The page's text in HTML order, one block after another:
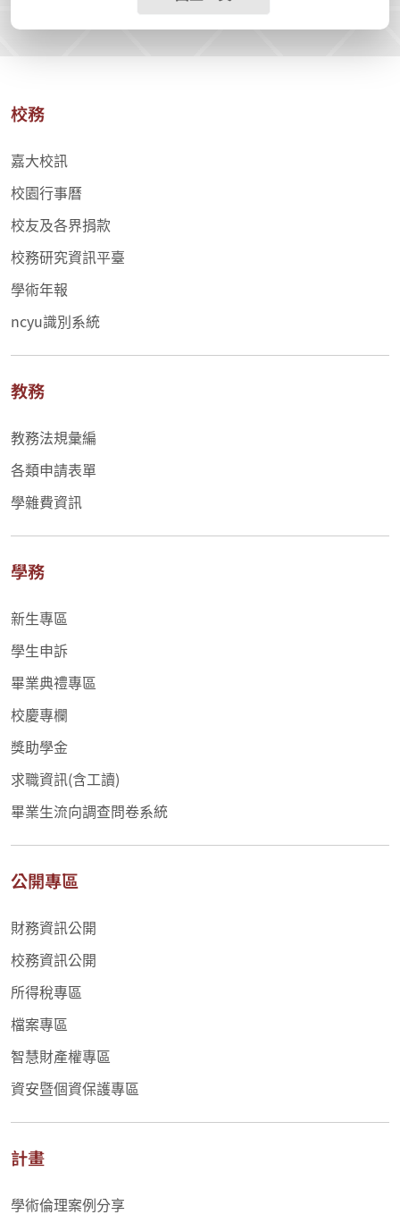
校務
嘉大校訊
校園行事曆
校友及各界捐款
校務研究資訊平臺
學術年報
ncyu識別系統
教務
教務法規彙編
各類申請表單
學雜費資訊
學務
新生專區
學生申訴
畢業典禮專區
校慶專欄
獎助學金
求職資訊(含工讀)
畢業生流向調查問卷系統
公開專區
財務資訊公開
校務資訊公開
所得稅專區
檔案專區
智慧財產權專區
資安暨個資保護專區
計畫
學術倫理案例分享